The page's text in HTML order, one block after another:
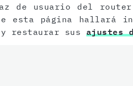
de usuario del router
página hallará
restaurar sus ajustes